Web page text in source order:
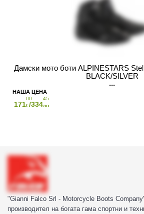
"Gianni Falco Srl - Motorcycle Boots
производител на богата гама спортни и
Дамски мото боти ALPINESTARS
BLACK/SILVER
171
00
€/334
45
лв.